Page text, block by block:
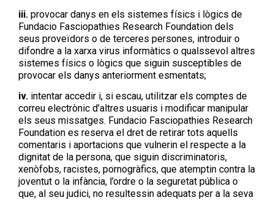
iii. provocar danys en els sistemes físics i lògics de
Fundacio Fasciopathies Research Foundation dels
seus proveïdors o de terceres persones, introduir o
difondre a la xarxa virus informàtics o qualssevol altres
sistemes físics o lògics que siguin susceptibles de
provocar els danys anteriorment esmentats;
iv. intentar accedir i, si escau, utilitzar els comptes de
correu electrònic d’altres usuaris i modificar manipular
els seus missatges. Fundacio Fasciopathies Research
Foundation es reserva el dret de retirar tots aquells
comentaris i aportacions que vulnerin el respecte a la
dignitat de la persona, que siguin discriminatoris,
xenòfobs, racistes, pornogràfics, que atemptin contra la
joventut o la infància, l’ordre o la seguretat pública o
que, al seu judici, no resultessin adequats per a la seva